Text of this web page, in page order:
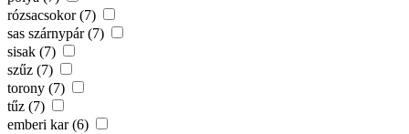
rózsacsokor (7)
sas szárnypár (7)
sisak (7)
szűz (7)
torony (7)
tűz (7)
emberi kar (6)